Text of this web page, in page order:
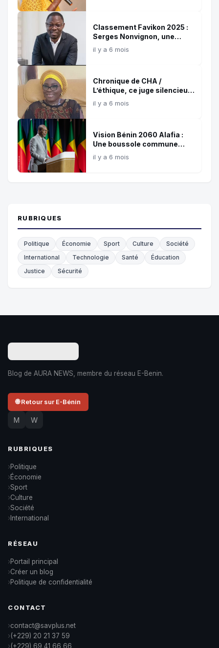
Classement Favikon 2025 :
Serges Nonvignon, une
référence confirmée de
l’influence digitale africaine
il y a 6 mois
Chronique de CHA /
L’éthique, ce juge silencieux
et témoin de nos choix !
il y a 6 mois
Vision Bénin 2060 Alafia :
Une boussole commune
pour les 35 prochaines
années
il y a 6 mois
RUBRIQUES
Politique Économie Sport Culture
Société
International
Technologie Santé
Éducation
Justice
Sécurité
Blog de AURA NEWS, membre du réseau E-Benin.
🌐 Retour sur E-Bénin
M W
RUBRIQUES
Politique
Économie
Sport
Culture
Société
International
RÉSEAU
Portail principal
Créer un blog
Politique de confidentialité
CONTACT
contact@savplus.net
(+229) 20 21 37 59
(+229) 69 41 66 66